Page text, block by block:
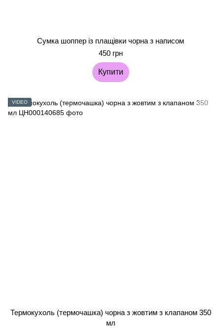
Сумка шоппер із плащівки чорна з написом
450 грн
Купити
VIDEO
Термокухоль (термочашка) чорна з жовтим з клапаном 350
мл